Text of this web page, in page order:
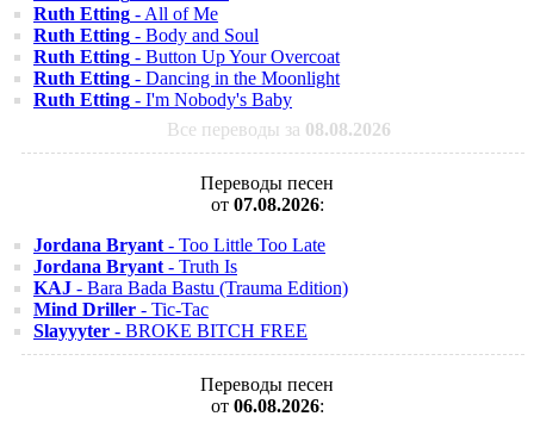
Ruth Etting - All of Me
Ruth Etting - Body and Soul
Ruth Etting - Button Up Your Overcoat
Ruth Etting - Dancing in the Moonlight
Ruth Etting - I'm Nobody's Baby
Все переводы за 08.08.2026
Переводы песен
от 07.08.2026:
Jordana Bryant - Too Little Too Late
Jordana Bryant - Truth Is
KAJ - Bara Bada Bastu (Trauma Edition)
Mind Driller - Tic-Tac
Slayyyter - BROKE BITCH FREE
Переводы песен
от 06.08.2026: